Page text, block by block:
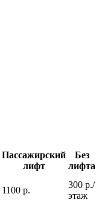
Пассажирский
лифт
Без
лифта
1100 р.
300 р./
этаж